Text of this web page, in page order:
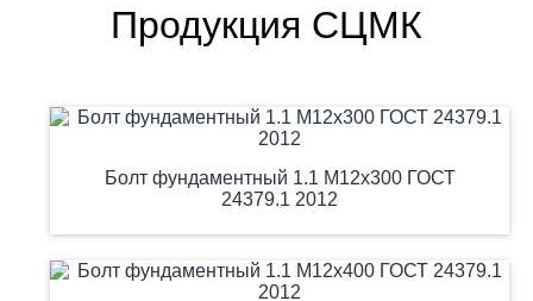
Продукция СЦМК
Болт фундаментный 1.1 М12х300 ГОСТ
24379.1 2012